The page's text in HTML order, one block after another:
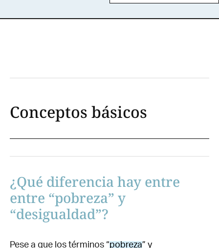
anteriormente. Esto se
población rural que
encuestas relevan
ingresos.
Conceptos básicos
¿Qué diferencia hay entre
entre “pobreza” y
“desigualdad”?
Pese a que los términos “pobreza” y